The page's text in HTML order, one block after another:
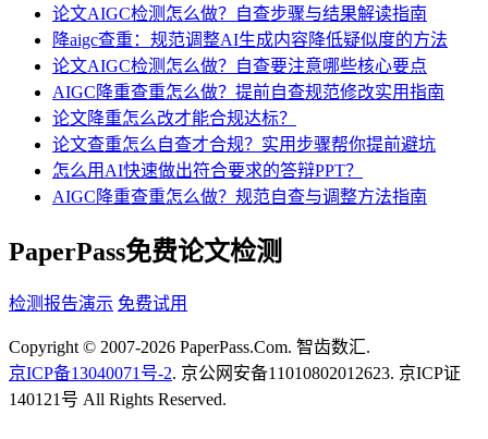
论文AIGC检测怎么做？自查步骤与结果解读指南
降aigc查重：规范调整AI生成内容降低疑似度的方法
论文AIGC检测怎么做？自查要注意哪些核心要点
AIGC降重查重怎么做？提前自查规范修改实用指南
论文降重怎么改才能合规达标？
论文查重怎么自查才合规？实用步骤帮你提前避坑
怎么用AI快速做出符合要求的答辩PPT？
AIGC降重查重怎么做？规范自查与调整方法指南
PaperPass免费论文检测
检测报告演示 免费试用
Copyright © 2007-2026 PaperPass.Com. 智齿数汇.
京ICP备13040071号-2. 京公网安备11010802012623. 京ICP证
140121号 All Rights Reserved.